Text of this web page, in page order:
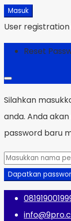
Masuk
User
Reset
Silahkan
anda. Anda
password baru
Dapatkan